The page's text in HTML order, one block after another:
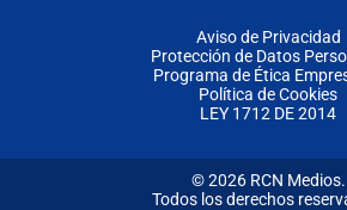
Aviso de Privacidad
Protección de Datos
Programa de Ética
Política de Cookies
LEY 1712 DE 2014
© 2026 RCN Medios.
Todos los derechos